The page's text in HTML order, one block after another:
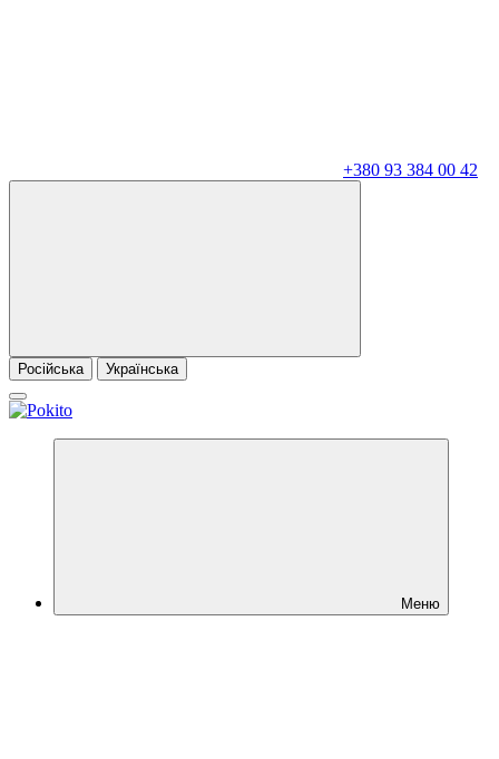
+380 93 384 00 42
Російська Українська
Меню